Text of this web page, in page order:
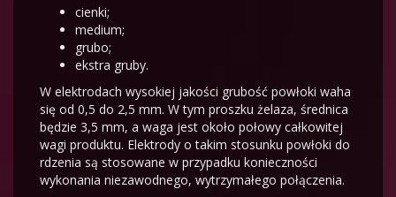
cienki;
medium;
grubo;
ekstra gruby.
W elektrodach wysokiej jakości grubość powłoki waha
się od 0,5 do 2,5 mm. W tym proszku żelaza, średnica
będzie 3,5 mm, a waga jest około połowy całkowitej
wagi produktu. Elektrody o takim stosunku powłoki do
rdzenia są stosowane w przypadku konieczności
wykonania niezawodnego, wytrzymałego połączenia.